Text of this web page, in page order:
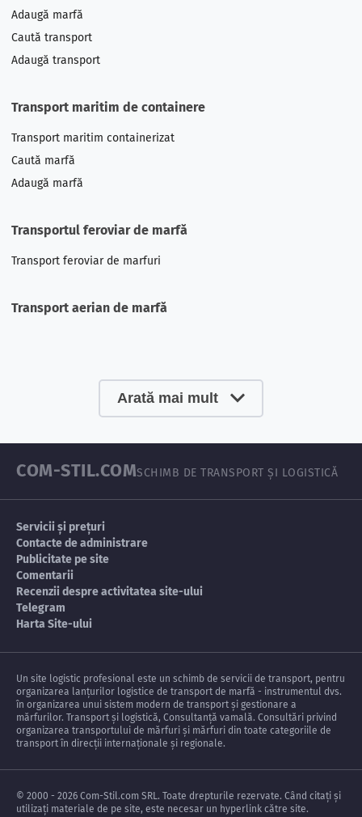
Adaugă marfă
Caută transport
Adaugă transport
Transport maritim de containere
Transport maritim containerizat
Caută marfă
Adaugă marfă
Transportul feroviar de marfă
Transport feroviarde marfuri
Transport aerian de marfă
Arată mai mult
COM-STIL.COMSCHIMB DE TRANSPORT ȘI LOGISTICĂ
Servicii și prețuri
Contacte de administrare
Publicitate pe site
Comentarii
Recenzii despre activitatea site-ului
Telegram
Harta Site-ului
Un site logistic profesional este un schimb de servicii de transport, pentru
organizarea lanțurilor logistice de transport de marfă - instrumentul dvs.
în organizarea unui sistem modern de transport și gestionare a
mărfurilor. Transport și logistică, Consultanță vamală. Consultări privind
organizarea transportului de mărfuri și mărfuri din toate categoriile de
transport în direcții internaționale și regionale.
© 2000 - 2026 Com-Stil.com SRL. Toate drepturile rezervate. Când citați și
utilizați materiale de pe site, este necesar un hyperlink către site.